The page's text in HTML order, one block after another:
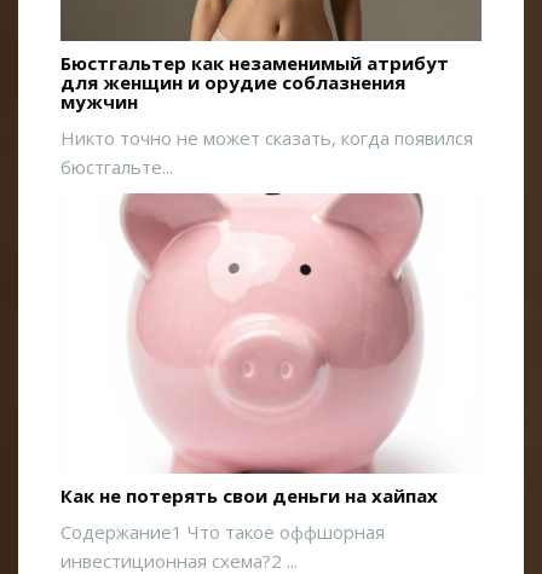
Бюстгальтер как незаменимый атрибут
для женщин и орудие соблазнения
мужчин
Никто точно не может сказать, когда появился
бюстгальте...
Как не потерять свои деньги на хайпах
Содержание1 Что такое оффшорная
инвестиционная схема?2 ...